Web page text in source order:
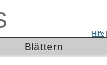
Hilfe
Blättern